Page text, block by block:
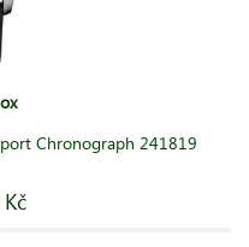
Chronograph 241819